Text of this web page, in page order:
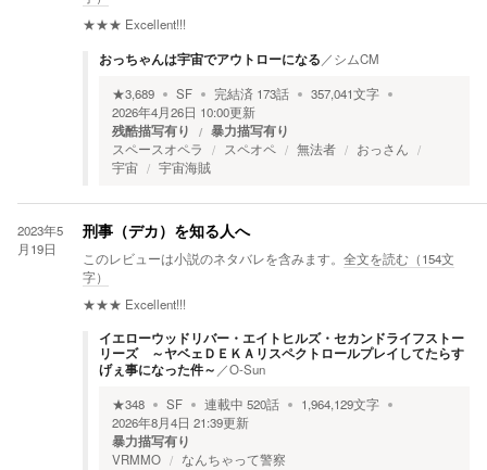
★★★ Excellent!!!
おっちゃんは宇宙でアウトローになる ／シムCM
★3,689 SF 完結済 173話 357,041文字
2026年4月26日 10:00更新
残酷描写有り 暴力描写有り
スペースオペラ スペオペ 無法者
おっさん
宇宙
宇宙海賊
2023年5
月19日
刑事（デカ）を知る人へ
このレビューは小説のネタバレを含みます。 全文を読む（154文
字）
★★★ Excellent!!!
イエローウッドリバー・エイトヒルズ・セカンドライフストー
リーズ ～ヤベェＤＥＫＡリスペクトロールプレイしてたらす
げぇ事になった件～ ／O-Sun
★348 SF 連載中 520話 1,964,129文字
2026年8月4日 21:39更新
暴力描写有り
VRMMO なんちゃって警察